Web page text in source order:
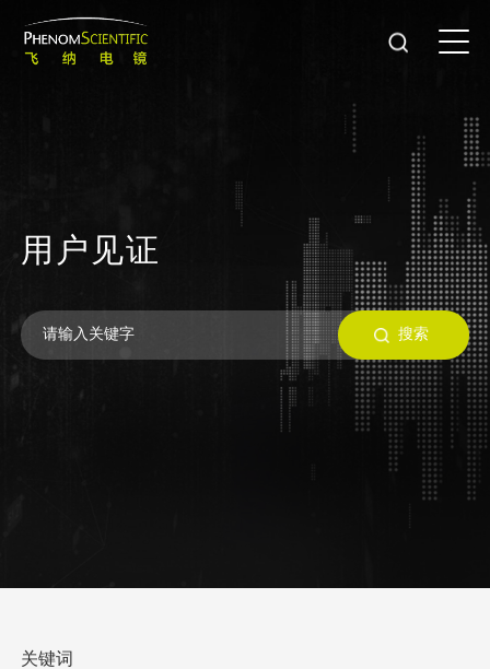
用 户 见证
关键词